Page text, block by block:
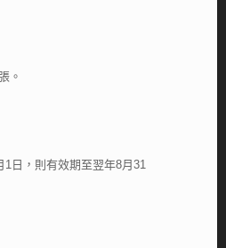
。
日，則有效期至翌年8月31